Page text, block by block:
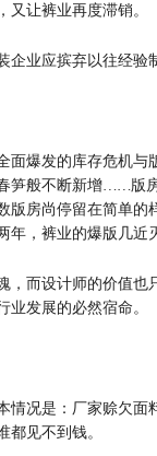
让裤业再度滞销。
企业应摈弃以往经验
面爆发的库存危机与
笋般不断新增……版
版房尚停留在简单
年，裤业的爆版几近
，而设计师的价值
业发展的必然宿命。
情况是：厂家赊欠
见不到钱。